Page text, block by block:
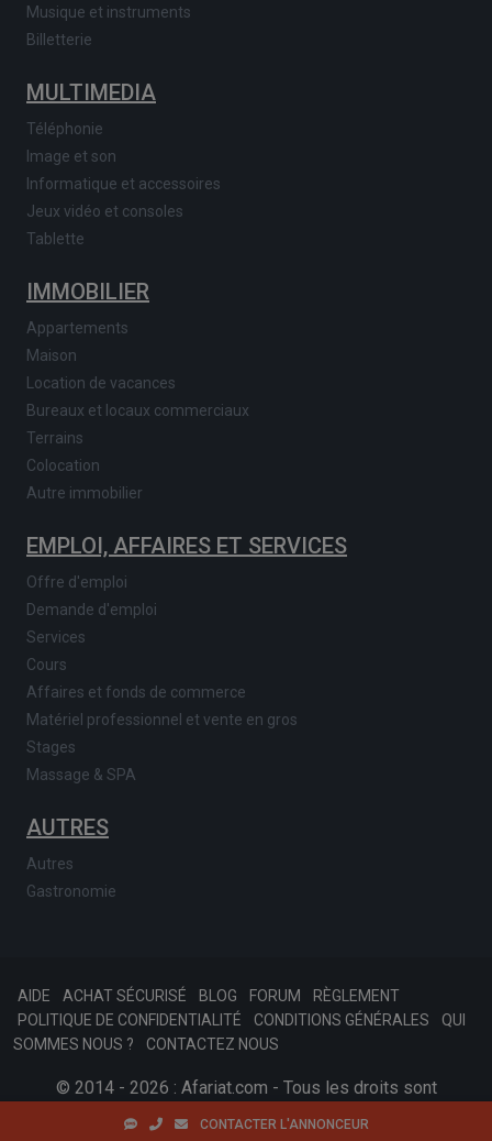
CONTACTER L'ANNONCEUR
Musique et instruments
Billetterie
MULTIMEDIA
Téléphonie
Image et son
Informatique et accessoires
Jeux vidéo et consoles
Tablette
IMMOBILIER
Appartements
Maison
Location de vacances
Bureaux et locaux commerciaux
Terrains
Colocation
Autre immobilier
EMPLOI, AFFAIRES ET SERVICES
Offre d'emploi
Demande d'emploi
Services
Cours
Affaires et fonds de commerce
Matériel professionnel et vente en gros
Stages
Massage & SPA
AUTRES
Autres
Gastronomie
AIDE ACHAT SÉCURISÉ BLOG FORUM
RÈGLEMENT
POLITIQUE DE CONFIDENTIALITÉ
CONDITIONS GÉNÉRALES
QUI
SOMMES NOUS ?
CONTACTEZ NOUS
© 2014 - 2026 : Afariat.com - Tous les droits sont
réservés.SKONSOFTTinast.fr